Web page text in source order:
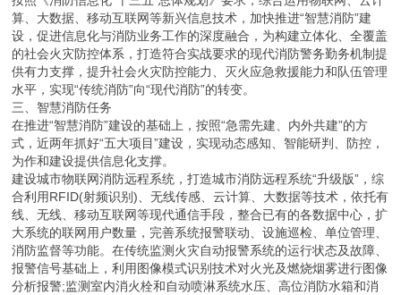
算、大数据、移动互联网等新兴信息技术，加快推进“智慧消防”建
设，促进信息化与消防业务工作的深度融合，为构建立体化、全覆盖
的社会火灾防控体系，打造符合实战要求的现代消防警务勤务机制提
供有力支撑，提升社会火灾防控能力、灭火应急救援能力和队伍管理
水平，实现“传统消防”向“现代消防”的转变。
三、智慧消防任务
在推进“智慧消防”建设的基础上，按照“急需先建、内外共建”的方
式，近两年抓好“五大项目”建设，实现动态感知、智能研判、防控，
为作和建设提供信息化支撑。
建设城市物联网消防远程系统，打造城市消防远程系统“升级版”，综
合利用RFID(射频识别)、无线传感、云计算、大数据等技术，依托有
线、无线、移动互联网等现代通信手段，整合已有的各数据中心，扩
大系统的联网用户数量，完善系统报警联动、设施巡检、单位管理、
消防监督等功能。在传统监测火灾自动报警系统的运行状态及故障、
报警信号基础上，利用图像模式识别技术对火光及燃烧烟雾进行图像
分析报警;监测室内消火栓和自动喷淋系统水压、高位消防水箱和消